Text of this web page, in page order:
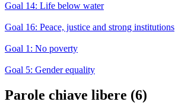
Goal 14: Life below water
Goal 16: Peace, justice and strong institutions
Goal 1: No poverty
Goal 5: Gender equality
Parole chiave libere (6)